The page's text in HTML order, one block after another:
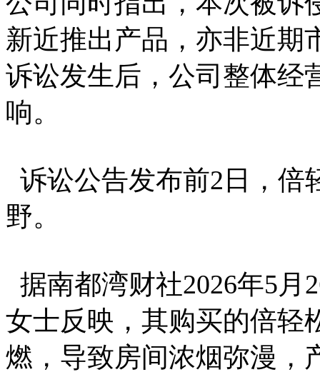
新近推出产品，亦非近期
诉讼发生后，公司整体经
响。
诉讼公告发布前2日，倍
野。
据南都湾财社2026年5
女士反映，其购买的倍轻
燃，导致房间浓烟弥漫，